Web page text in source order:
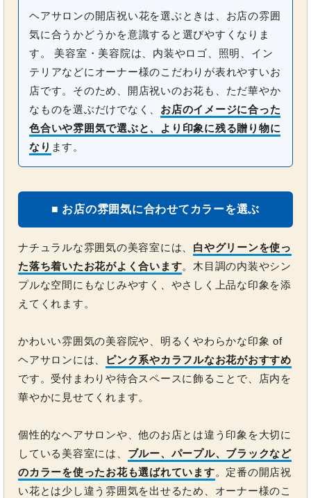
ヘアサロンの開店祝い花を選ぶときは、お店の雰囲
気に合うかどうかを意識すると選びやすくなりま
す。 美容室・美容院は、内装やロゴ、照明、イン
テリアなどにオーナー様のこだわりが表れやすいお
店です。そのため、開店祝いのお花も、ただ華やか
なものを選ぶだけでなく、 お店のイメージに合った
色合いや雰囲気で選ぶと、より印象に残る贈り物に
なり ます。
■ お店の雰囲気に合わせてカラーを選ぶ
ナチュラルな雰囲気の美容室には、 白やグリーンを使っ
た落ち着いたお花がよく合います。木目調の内装やシン
プルな空間にもなじみやすく、やさしく上品な印象を添
えてくれます。
かわいい雰囲気の美容院や、明るくやわらかな印象 of
ヘアサロンには、
ピンク系やカラフルなお花がおすすめ
です。受付まわりや待合スペースに飾ることで、店内を
華やかに見せてくれます。
個性的なヘアサロンや、他のお店とは違う印象を大切に
している美容室には、 ブルー、パープル、ブラックなど
のカラーを使ったお花も選ばれています。定番の開店祝
い花とは少し違う雰囲気を出せるため、オーナー様のこ